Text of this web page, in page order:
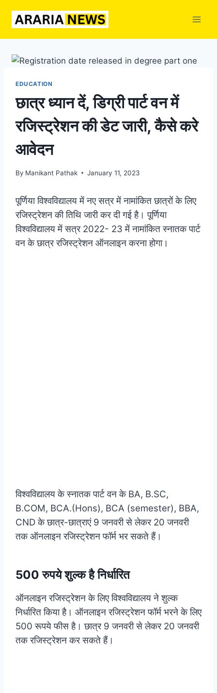
EDUCATION
छात्र ध्यान दें, डिग्री पार्ट वन में
रजिस्ट्रेशन की डेट जारी, कैसे करे
आवेदन
By Manikant Pathak January 11, 2023
पूर्णिया विश्वविद्यालय में नए सत्र में नामांकित छात्रों के लिए
रजिस्ट्रेशन की तिथि जारी कर दी गई है। पूर्णिया
विश्वविद्यालय में सत्र 2022- 23 में नामांकित स्नातक पार्ट
वन के छात्र रजिस्ट्रेशन ऑनलाइन करना होगा।
विश्वविद्यालय के स्नातक पार्ट वन के BA, B.SC,
B.COM, BCA.(Hons), BCA (semester), BBA,
CND के छात्र-छात्राएं 9 जनवरी से लेकर 20 जनवरी
तक ऑनलाइन रजिस्ट्रेशन फॉर्म भर सकते हैं।
500 रुपये शुल्क है निर्धारित
ऑनलाइन रजिस्ट्रेशन के लिए विश्वविद्यालय ने शुल्क
निर्धारित किया है। ऑनलाइन रजिस्ट्रेशन फॉर्म भरने के लिए
500 रूपये फीस है। छात्र 9 जनवरी से लेकर 20 जनवरी
तक रजिस्ट्रेशन कर सकते हैं।